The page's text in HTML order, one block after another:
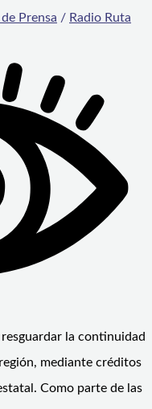
Prensa / Radio Ruta
la continuidad
mediante créditos
Como parte de las